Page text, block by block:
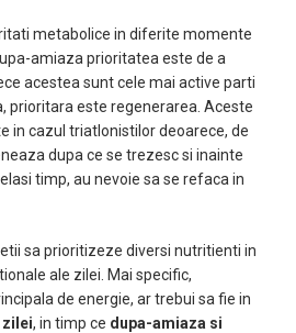
metabolice in diferite momente
amiaza prioritatea este de a
acestea sunt cele mai active parti
prioritara este regenerarea. Aceste
in cazul triatlonistilor deoarece, de
dupa ce se trezesc si inainte
timp, au nevoie sa se refaca in
sa prioritizeze diversi nutritienti in
ale zilei. Mai specific,
de energie, ar trebui sa fie in
zilei, in timp ce dupa-amiaza si